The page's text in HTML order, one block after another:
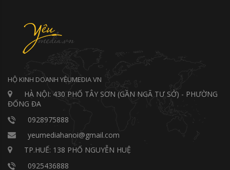
HỘ KINH DOANH YÊUMEDIA VN
HÀ NỘI: 430 PHỐ TÂY SƠN (GẦN NGÃ TƯ SỞ) - PHƯỜNG
ĐỐNG ĐA
0928975888
yeumediahanoi@gmail.com
TP.HUẾ: 138 PHỐ NGUYỄN HUỆ
0925436888